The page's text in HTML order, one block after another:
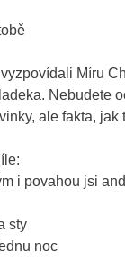
Míru
Nebudete
ale fakta,
i povahou jsi
sty
noc